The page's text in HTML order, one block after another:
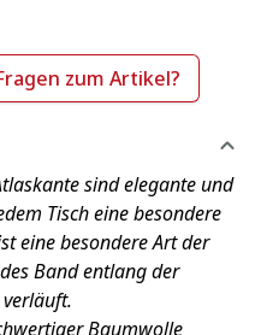
zum Artikel?
sind elegante und
Tisch eine besondere
eine besondere Art der
Band entlang der
Baumwolle